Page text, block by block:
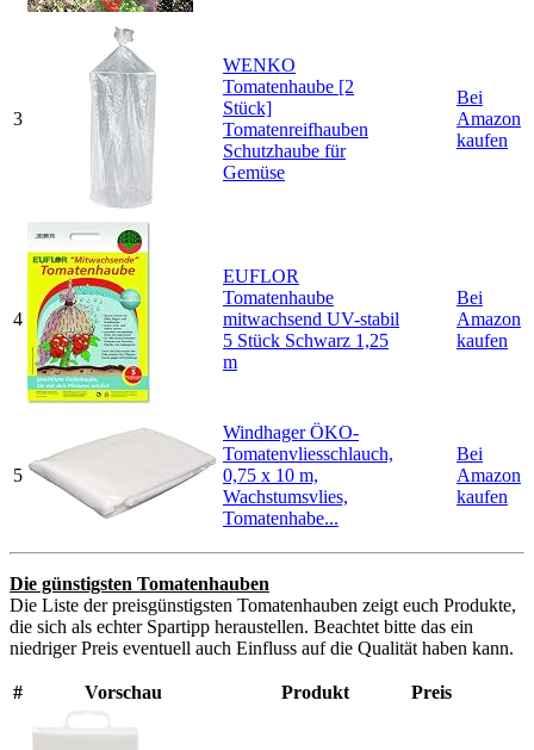
3
WENKO
Tomatenhaube [2
Stück]
Tomatenreifhauben
Schutzhaube für
Gemüse
Bei
Amazon
kaufen
4
EUFLOR
Tomatenhaube
mitwachsend UV-stabil
5 Stück Schwarz 1,25
m
Bei
Amazon
kaufen
5
Windhager ÖKO-
Tomatenvliesschlauch,
0,75 x 10 m,
Wachstumsvlies,
Tomatenhabe...
Bei
Amazon
kaufen
Die günstigsten Tomatenhauben
Die Liste der preisgünstigsten Tomatenhauben zeigt euch Produkte,
die sich als echter Spartipp heraustellen. Beachtet bitte das ein
niedriger Preis eventuell auch Einfluss auf die Qualität haben kann.
# Vorschau Produkt Preis